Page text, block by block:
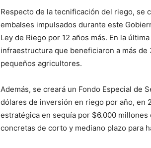
Respecto de la tecnificación del riego, se
embalses impulsados durante este
Ley de Riego por 12 años más. En la
infraestructura que beneficiaron a más
pequeños agricultores.
Además, se creará un Fondo Especial de
dólares de inversión en riego por año, en
estratégica en sequía por $6.000
concretas de corto y mediano plazo para